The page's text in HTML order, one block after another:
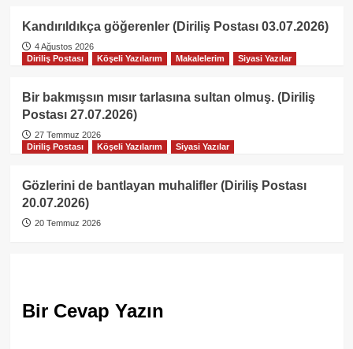
Kandırıldıkça göğerenler (Diriliş Postası 03.07.2026)
4 Ağustos 2026
Diriliş Postası
Köşeli Yazılarım Makalelerim Siyasi Yazılar
Bir bakmışsın mısır tarlasına sultan olmuş. (Diriliş
Postası 27.07.2026)
27 Temmuz 2026
Diriliş Postası
Köşeli Yazılarım Siyasi Yazılar
Gözlerini de bantlayan muhalifler (Diriliş Postası
20.07.2026)
20 Temmuz 2026
Bir Cevap Yazın